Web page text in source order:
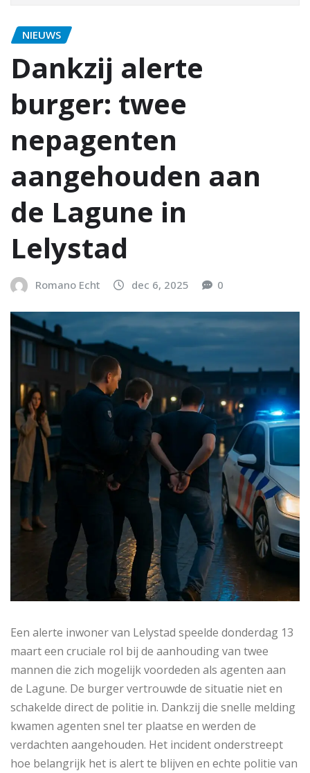
NIEUWS
Dankzij alerte
burger: twee
nepagenten
aangehouden aan
de Lagune in
Lelystad
Romano Echt dec 6, 2025 0
Een alerte inwoner van Lelystad speelde donderdag 13
maart een cruciale rol bij de aanhouding van twee
mannen die zich mogelijk voordeden als agenten aan
de Lagune. De burger vertrouwde de situatie niet en
schakelde direct de politie in. Dankzij die snelle melding
kwamen agenten snel ter plaatse en werden de
verdachten aangehouden. Het incident onderstreept
hoe belangrijk het is alert te blijven en echte politie van